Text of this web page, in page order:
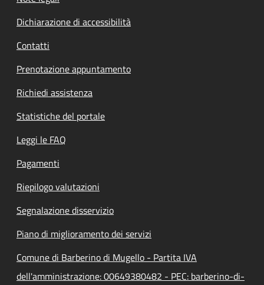
Dichiarazione di accessibilità
Contatti
Prenotazione appuntamento
Richiedi assistenza
Statistiche del portale
Leggi le FAQ
Pagamenti
Riepilogo valutazioni
Segnalazione disservizio
Piano di miglioramento dei servizi
Comune di Barberino di Mugello - Partita IVA
dell'amministrazione: 00649380482 - PEC: barberino-di-